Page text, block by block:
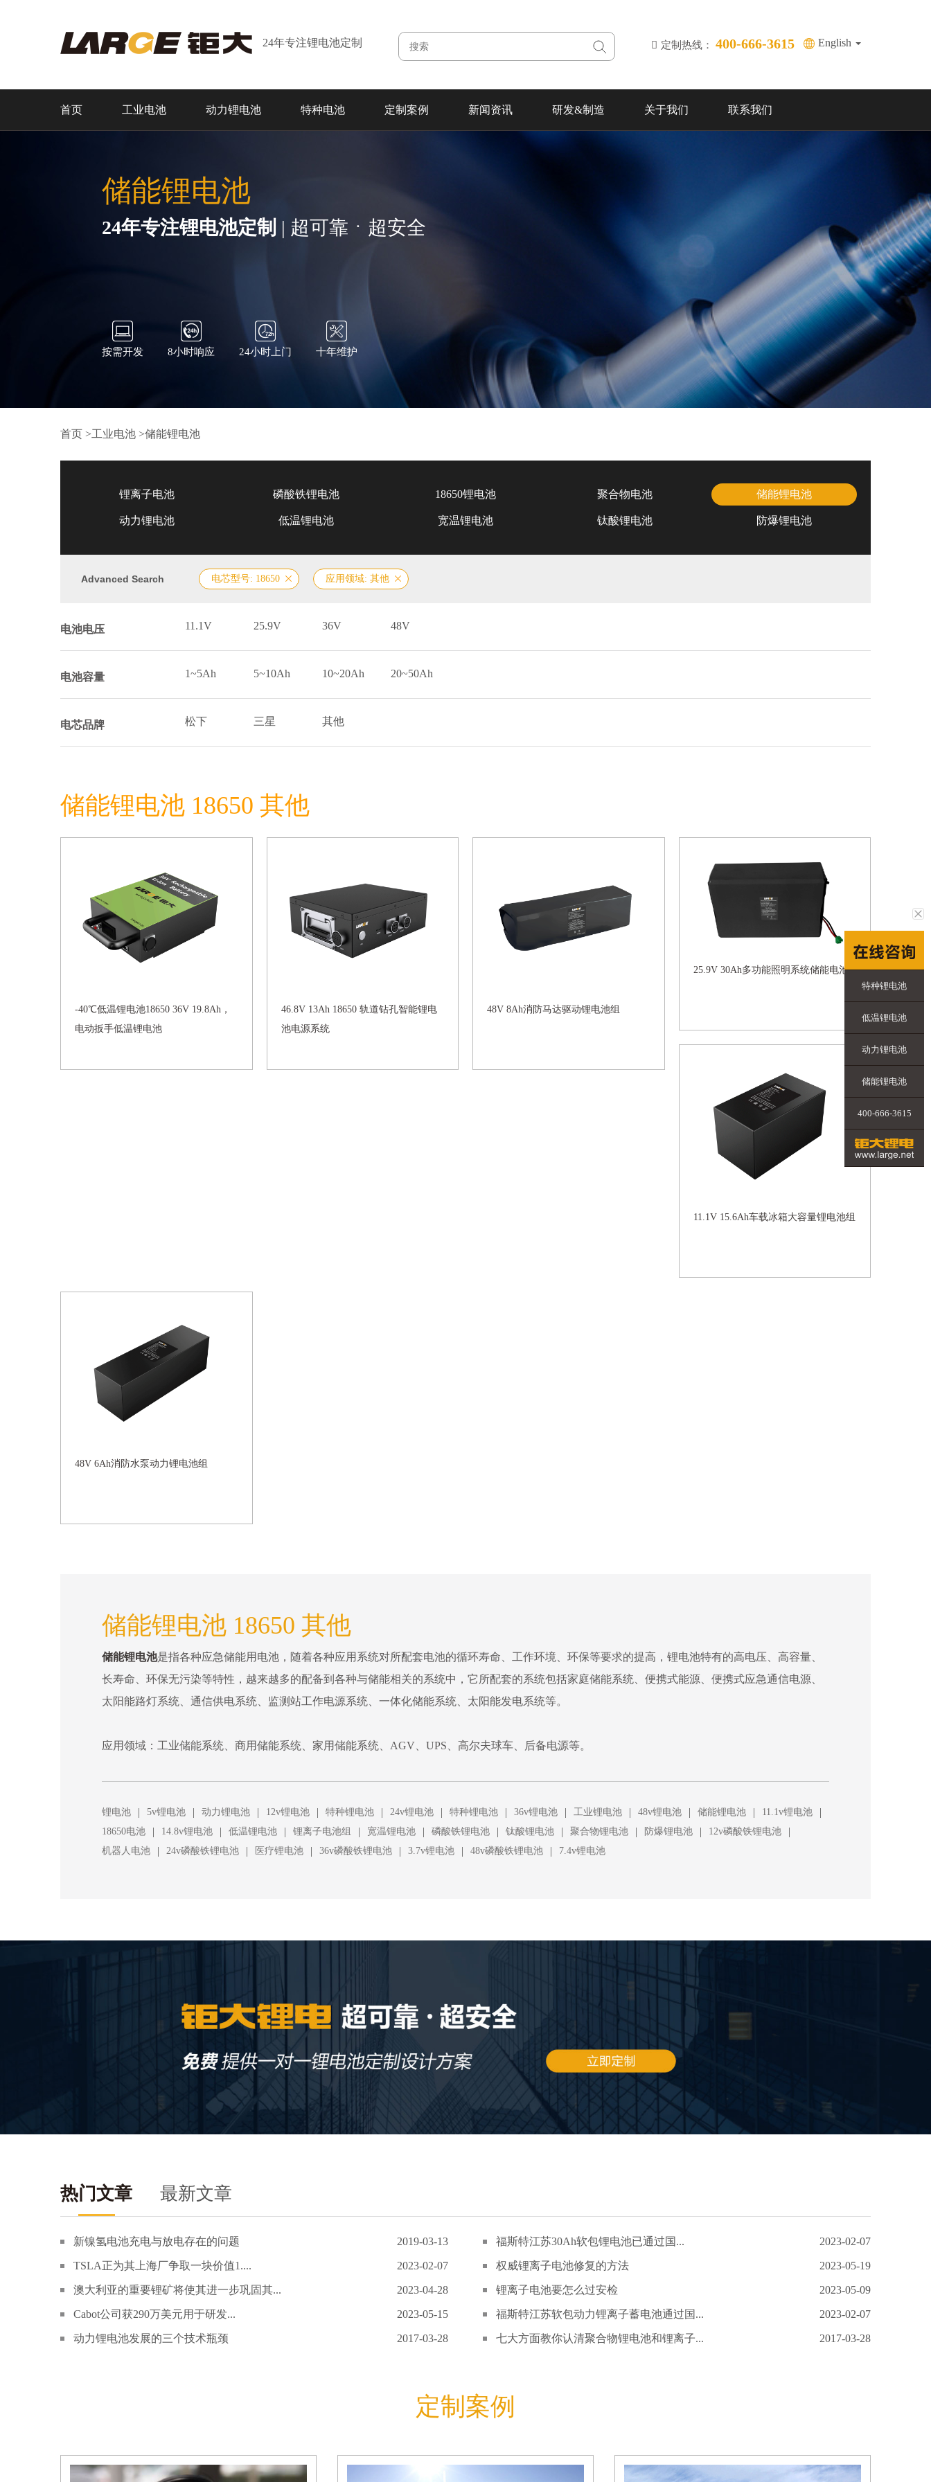
24年专注锂电池定制 定制热线： 400-666-3615 English
首页 工业电池 动力锂电池 特种电池 定制案例 新闻资讯 研发&制造 关于我们 联系我们
储能锂电池
24年专注锂电池定制 | 超可靠ㆍ超安全
按需开发 8小时响应 24小时上门 十年维护
首页 >工业电池 >储能锂电池
锂离子电池 磷酸铁锂电池 18650锂电池 聚合物电池 储能锂电池
动力锂电池 低温锂电池 宽温锂电池 钛酸锂电池 防爆锂电池
Advanced Search 电芯型号: 18650 应用领域: 其他
电池电压 11.1V 25.9V 36V 48V
电池容量 1~5Ah 5~10Ah 10~20Ah 20~50Ah
电芯品牌 松下 三星 其他
储能锂电池 18650 其他
-40℃低温锂电池18650 36V 19.8Ah，
电动扳手低温锂电池
46.8V 13Ah 18650 轨道钻孔智能锂电
池电源系统
48V 8Ah消防马达驱动锂电池组
25.9V 30Ah多功能照明系统储能电池
11.1V 15.6Ah车载冰箱大容量锂电池组
48V 6Ah消防水泵动力锂电池组
储能锂电池 18650 其他
储能锂电池是指各种应急储能用电池，随着各种应用系统对所配套电池的循环寿命、工作环境、环保等要求的提高，锂电池特有的高电压、高容量、
长寿命、环保无污染等特性，越来越多的配备到各种与储能相关的系统中，它所配套的系统包括家庭储能系统、便携式能源、便携式应急通信电源、
太阳能路灯系统、通信供电系统、监测站工作电源系统、一体化储能系统、太阳能发电系统等。
应用领域：工业储能系统、商用储能系统、家用储能系统、AGV、UPS、高尔夫球车、后备电源等。
锂电池 | 5v锂电池 | 动力锂电池 | 12v锂电池 | 特种锂电池 | 24v锂电池 | 特种锂电池 | 36v锂电池 | 工业锂电池 | 48v锂电池 | 储能锂电池 | 11.1v锂电池 |
18650电池 | 14.8v锂电池 | 低温锂电池 | 锂离子电池组 | 宽温锂电池 | 磷酸铁锂电池 | 钛酸锂电池 | 聚合物锂电池 | 防爆锂电池 | 12v磷酸铁锂电池 |
机器人电池 | 24v磷酸铁锂电池 | 医疗锂电池 | 36v磷酸铁锂电池 | 3.7v锂电池 | 48v磷酸铁锂电池 | 7.4v锂电池
热门文章 最新文章
新镍氢电池充电与放电存在的问题 2019-03-13 福斯特江苏30Ah软包锂电池已通过国... 2023-02-07
TSLA正为其上海厂争取一块价值1.... 2023-02-07 权威锂离子电池修复的方法 2023-05-19
澳大利亚的重要锂矿将使其进一步巩固其... 2023-04-28 锂离子电池要怎么过安检 2023-05-09
Cabot公司获290万美元用于研发... 2023-05-15 福斯特江苏软包动力锂离子蓄电池通过国... 2023-02-07
动力锂电池发展的三个技术瓶颈 2017-03-28 七大方面教你认清聚合物锂电池和锂离子... 2017-03-28
定制案例
特种锂电池
低温锂电池
动力锂电池
储能锂电池
400-666-3615